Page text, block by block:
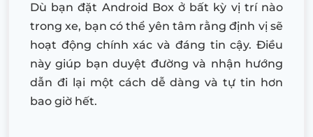
Dù bạn đặt Android Box ở bất kỳ vị trí nào
trong xe, bạn có thể yên tâm rằng định vị sẽ
hoạt động chính xác và đáng tin cậy. Điều
này giúp bạn duyệt đường và nhận hướng
dẫn đi lại một cách dễ dàng và tự tin hơn
bao giờ hết.